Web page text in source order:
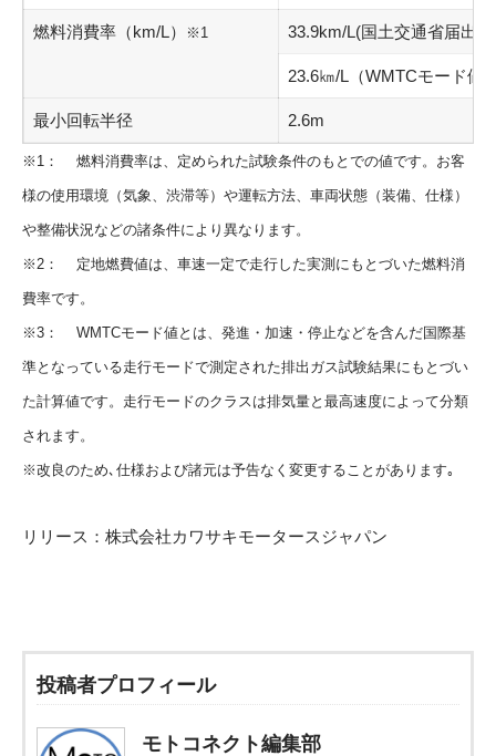
燃料消費率（km/L） ※1 33.9km/L(国土交通省届出
23.6㎞/L（WMTCモード
最小回転半径 2.6m
※1： 燃料消費率は、定められた試験条件のもとでの値です。お客
様の使用環境（気象、渋滞等）や運転方法、車両状態（装備、仕様）
や整備状況などの諸条件により異なります。
※2： 定地燃費値は、車速一定で走行した実測にもとづいた燃料消
費率です。
※3： WMTCモード値とは、発進・加速・停止などを含んだ国際基
準となっている走行モードで測定された排出ガス試験結果にもとづい
た計算値です。走行モードのクラスは排気量と最高速度によって分類
されます。
※改良のため､仕様および諸元は予告なく変更することがあります｡
リリース： 株式会社カワサキモータースジャパン
投稿者プロフィール
モトコネクト編集部